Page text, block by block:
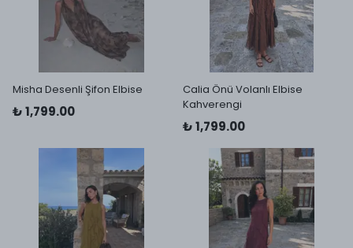
Misha Desenli Şifon Elbise
₺ 1,799.00
Calia Önü Volanlı Elbise
Kahverengi
₺ 1,799.00